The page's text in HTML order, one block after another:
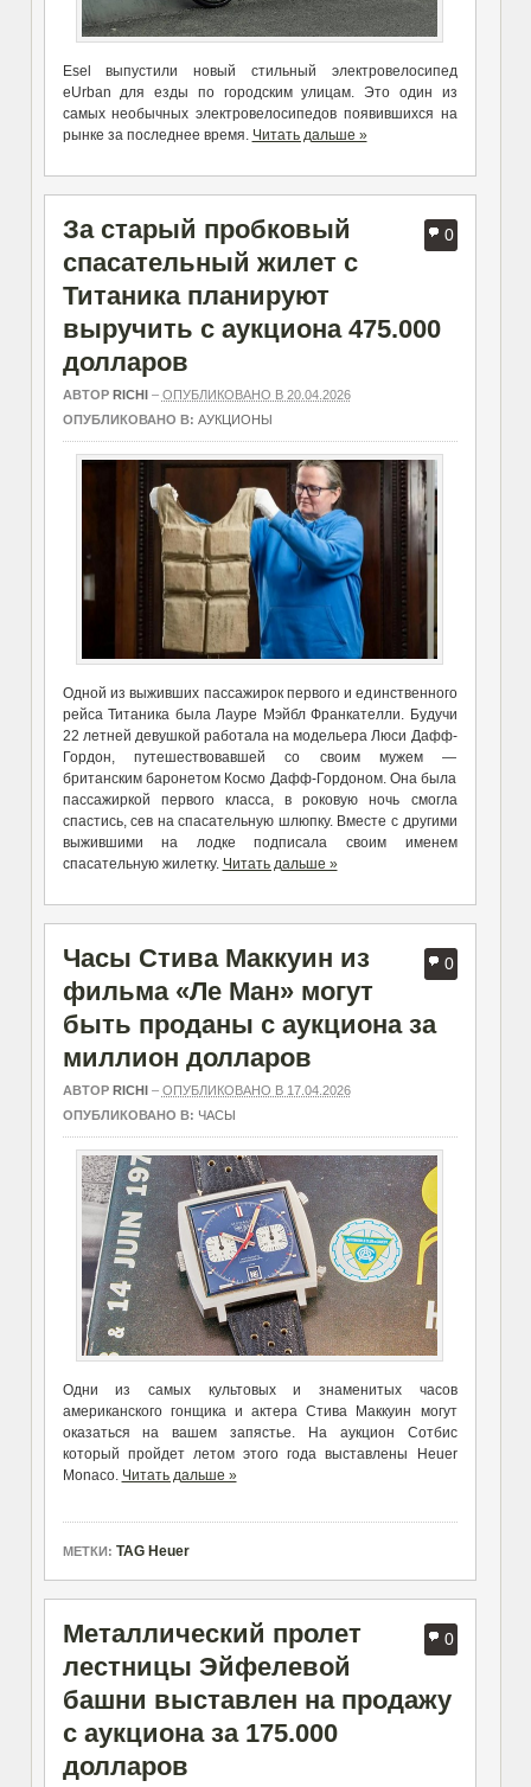
Esel выпустили новый стильный электровелосипед
eUrban для езды по городским улицам. Это один из
самых необычных электровелосипедов появившихся на
рынке за последнее время. Читать дальше »
0
За старый пробковый
спасательный жилет с
Титаника планируют
выручить с аукциона 475.000
долларов
АВТОР RICHI– ОПУБЛИКОВАНО В 20.04.2026
ОПУБЛИКОВАНО В: АУКЦИОНЫ
Одной из выживших пассажирок первого и единственного
рейса Титаника была Лауре Мэйбл Франкателли. Будучи
22 летней девушкой работала на модельера Люси Дафф-
Гордон, путешествовавшей со своим мужем —
британским баронетом Космо Дафф-Гордоном. Она была
пассажиркой первого класса, в роковую ночь смогла
спастись, сев на спасательную шлюпку. Вместе с другими
выжившими на лодке подписала своим именем
спасательную жилетку. Читать дальше »
0
Часы Стива Маккуин из
фильма «Ле Ман» могут
быть проданы с аукциона за
миллион долларов
АВТОР RICHI – ОПУБЛИКОВАНО В 17.04.2026
ОПУБЛИКОВАНО В: ЧАСЫ
Одни из самых культовых и знаменитых часов
американского гонщика и актераСтива Маккуин могут
оказаться на вашем запястье. На аукцион Сотбис
который пройдет летом этого года выставлены Heuer
Monaco. Читать дальше »
МЕТКИ: TAG Heuer
0
Металлический пролет
лестницы Эйфелевой
башни выставлен на продажу
с аукциона за 175.000
долларов